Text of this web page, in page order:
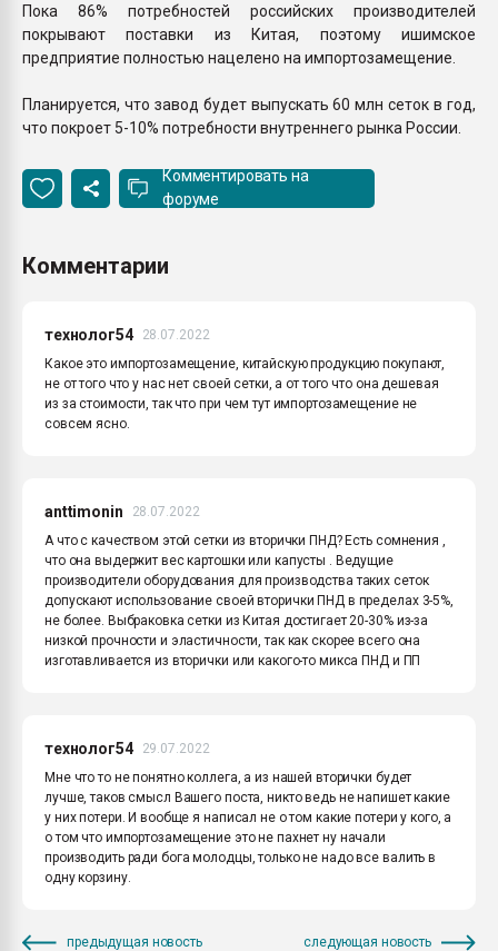
Пока 86% потребностей российских производителей
покрывают поставки из Китая, поэтому ишимское
предприятие полностью нацелено на импортозамещение.
Планируется, что завод будет выпускать 60 млн сеток в год,
что покроет 5-10% потребности внутреннего рынка России.
Комментировать на
форуме
Комментарии
технолог54
28.07.2022
Какое это импортозамещение, китайскую продукцию покупают,
не от того что у нас нет своей сетки, а от того что она дешевая
из за стоимости, так что при чем тут импортозамещение не
совсем ясно.
anttimonin
28.07.2022
А что с качеством этой сетки из вторички ПНД? Есть сомнения ,
что она выдержит вес картошки или капусты . Ведущие
производители оборудования для производства таких сеток
допускают использование своей вторички ПНД в пределах 3-5%,
не более. Выбраковка сетки из Китая достигает 20-30% из-за
низкой прочности и эластичности, так как скорее всего она
изготавливается из вторички или какого-то микса ПНД и ПП
технолог54
29.07.2022
Мне что то не понятно коллега, а из нашей вторички будет
лучше, таков смысл Вашего поста, никто ведь не напишет какие
у них потери. И вообще я написал не о том какие потери у кого, а
о том что импортозамещение это не пахнет ну начали
производить ради бога молодцы, только не надо все валить в
одну корзину.
предыдущая новость следующая новость